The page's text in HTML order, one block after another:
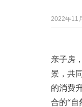
2022年11
日
亲子房
景，共
的消费
合的“自